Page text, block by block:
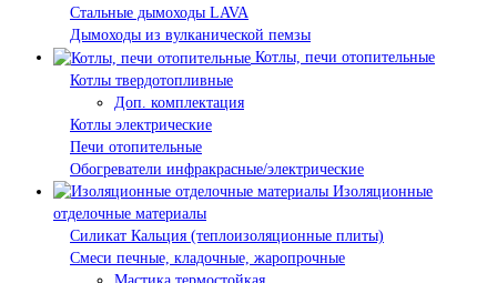
Стальные дымоходы LAVA
Дымоходы из вулканической пемзы
Котлы, печи отопительные
Котлы твердотопливные
Доп. комплектация
Котлы электрические
Печи отопительные
Обогреватели инфракрасные/электрические
Изоляционные
отделочные материалы
Силикат Кальция (теплоизоляционные плиты)
Смеси печные, кладочные, жаропрочные